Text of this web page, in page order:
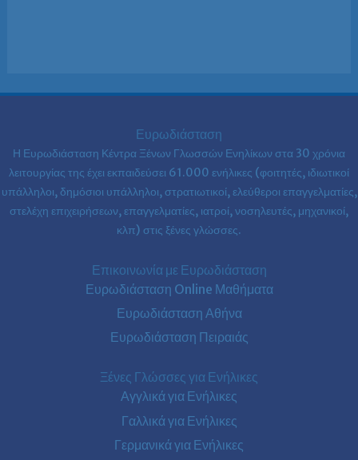
Ευρωδιάσταση
Η Ευρωδιάσταση Κέντρα Ξένων Γλωσσών Ενηλίκων στα 30 χρόνια
λειτουργίας της έχει εκπαιδεύσει 61.000 ενήλικες (φοιτητές, ιδιωτικοί
υπάλληλοι, δημόσιοι υπάλληλοι, στρατιωτικοί, ελεύθεροι επαγγελματίες,
στελέχη επιχειρήσεων, επαγγελματίες, ιατροί, νοσηλευτές, μηχανικοί,
κλπ) στις ξένες γλώσσες.
Επικοινωνία με Ευρωδιάσταση
Ευρωδιάσταση Online Μαθήματα
Ευρωδιάσταση Αθήνα
Ευρωδιάσταση Πειραιάς
Ξένες Γλώσσες για Ενήλικες
Αγγλικά για Ενήλικες
Γαλλικά για Ενήλικες
Γερμανικά για Ενήλικες